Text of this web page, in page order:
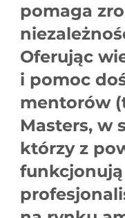
pomaga
Oferując
i pomoc
mentorów
Masters, w
którzy z